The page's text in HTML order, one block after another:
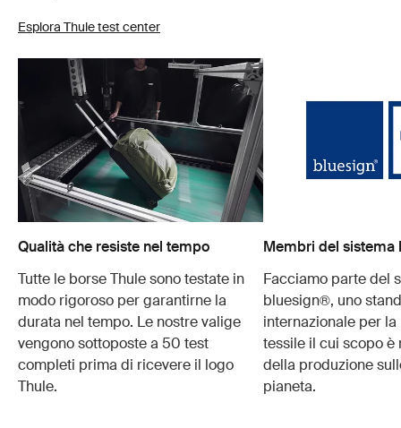
Esplora Thule test center
Qualità che resiste nel tempo
Tutte le borse Thule sono testate in
modo rigoroso per garantirne la
durata nel tempo. Le nostre valige
vengono sottoposte a 50 test
completi prima di ricevere il logo
Thule.
Membri del sistema
Facciamo parte del
bluesign®, uno
internazionale per
tessile il cui scopo
della produzione
pianeta.